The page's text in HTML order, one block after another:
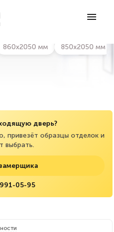
в Боровске
860х2050 мм 850х2050 мм
дверь?
привезёт образцы отделок и
выбрать.
05-95